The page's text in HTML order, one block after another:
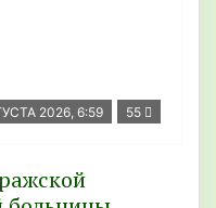
2026, 6:59 55